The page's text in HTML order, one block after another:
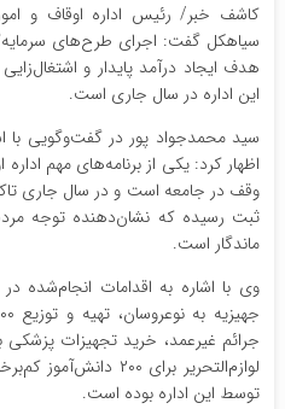
کاشف خبر/ رئیس اداره اوقاف و
سیاهکل گفت: اجرای طرح‌های
هدف ایجاد درآمد پایدار و
این اداره در سال جاری است.
سید محمدجواد پور در گفت‌وگویی
اظهار کرد: یکی از برنامه‌های مهم
وقف در جامعه است و در سال جاری
ثبت رسیده که نشان‌دهنده توجه
ماندگار است.
جرائم غیرعمد، خرید تجهیزات پزشکی
لوازم‌التحریر برای
توسط این اداره بوده است.